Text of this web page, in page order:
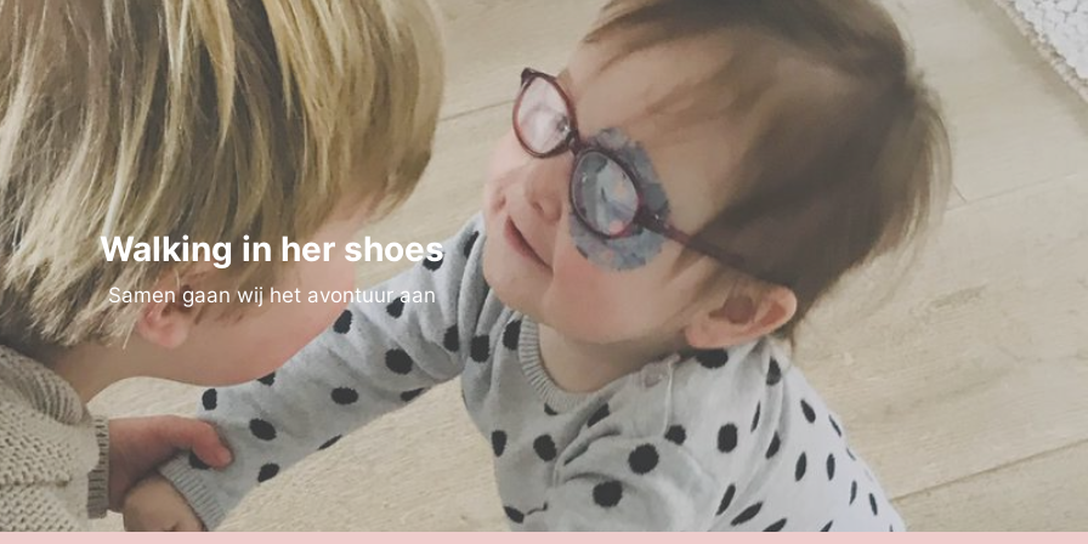
Walking in her shoes
Samen gaan wij het avontuur aan